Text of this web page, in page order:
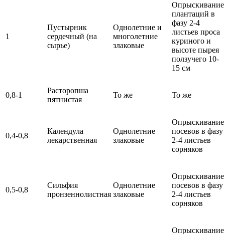
1
Пустырник
сердечный (на
сырье)
Однолетние и
многолетние
злаковые
Опрыскивание
плантаций в
фазу 2-4
листьев проса
куриного и
высоте пырея
ползучего 10-
15 см
0,8-1
Расторопша
пятнистая
То же То же
0,4-0,8
Календула
лекарственная
Однолетние
злаковые
Опрыскивание
посевов в фазу
2-4 листьев
сорняков
0,5-0,8
Сильфия
пронзеннолистная
Однолетние
злаковые
Опрыскивание
посевов в фазу
2-4 листьев
сорняков
Опрыскивание